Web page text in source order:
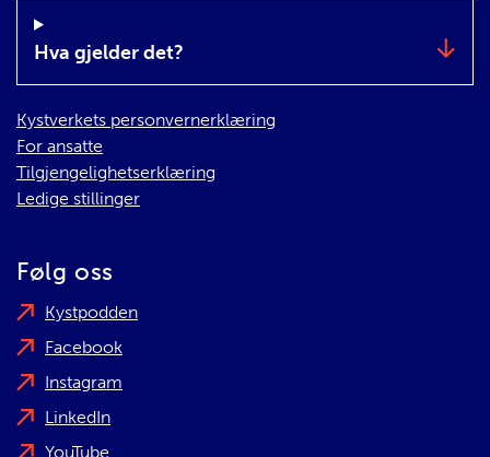
Hva gjelder det?
Kystverkets personvernerklæring
For ansatte
Tilgjengelighetserklæring
Ledige stillinger
Følg oss
Kystpodden
Facebook
Instagram
LinkedIn
YouTube